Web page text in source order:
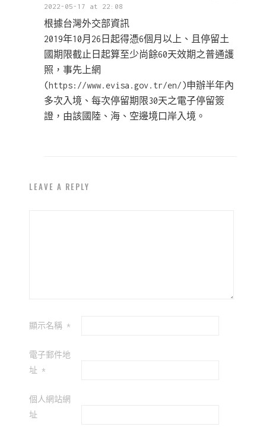
2022-05-17 at 22:08
根據台灣外交部資訊
2019年10月26日起得憑6個月以上、且停留土
國期限截止日起算至少尚餘60天效期之普通護
照，事先上網
( https://www.evisa.gov.tr/en/ )申辦半年內
多次入境、每次停留期限30天之電子停留簽
證，由該國陸、海、空邊境口岸入境。
LEAVE A REPLY
顯示名稱 *
電子郵件地
址 *
個人網站網
址